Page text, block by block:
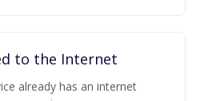
to the Internet
already has an internet